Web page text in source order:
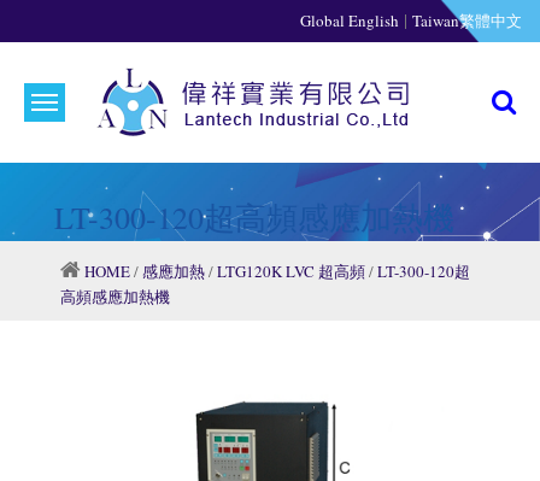
Global English | Taiwan繁體中文
LT-300-120超高頻感應加熱機
HOME/感應加熱/LTG120K LVC 超高頻/LT-300-120超
高頻感應加熱機